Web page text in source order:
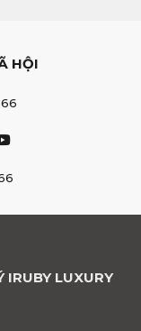
HỘI
IRUBY LUXURY